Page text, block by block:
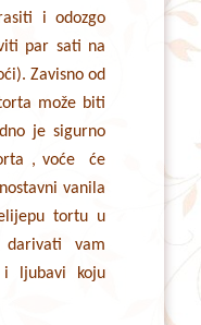
i odozgo
par sati na
Zavisno od
može biti
je sigurno
, voće će
vanila
tortu u
darivati vam
ljubavi koju